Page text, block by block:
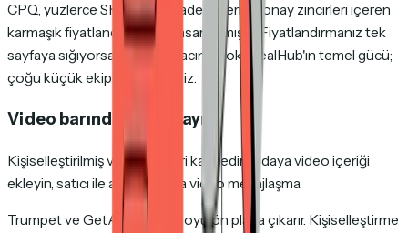
CPQ, yüzlerce SKU, hacim kademeleri ve onay zincirleri içeren
karmaşık fiyatlandırma için tasarlanmıştır. Fiyatlandırmanız tek
sayfaya sığıyorsa, buna ihtiyacınız yok. DealHub'ın temel gücü;
çoğu küçük ekip için önemsiz.
Video barındırma ve kayıt
Kişiselleştirilmiş video girişleri kaydedin, odaya video içeriği
ekleyin, satıcı ile alıcı arasında video mesajlaşma.
Trumpet ve GetAccept videoyu ön plana çıkarır. Kişiselleştirme